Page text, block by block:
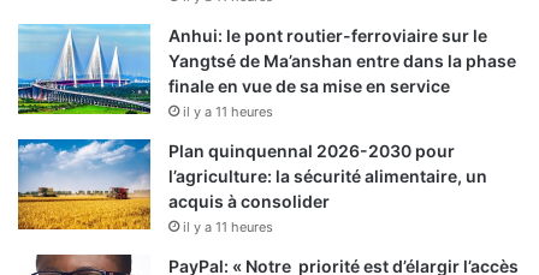
Anhui: le pont routier-ferroviaire sur le
Yangtsé de Ma’anshan entre dans la phase
finale en vue de sa mise en service
il y a 11 heures
Plan quinquennal 2026-2030 pour
l’agriculture: la sécurité alimentaire, un
acquis à consolider
il y a 11 heures
PayPal: « Notre priorité est d’élargir l’accès